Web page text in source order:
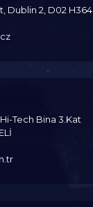
Dublin 2, D02 H364
Tech Bina 3.Kat